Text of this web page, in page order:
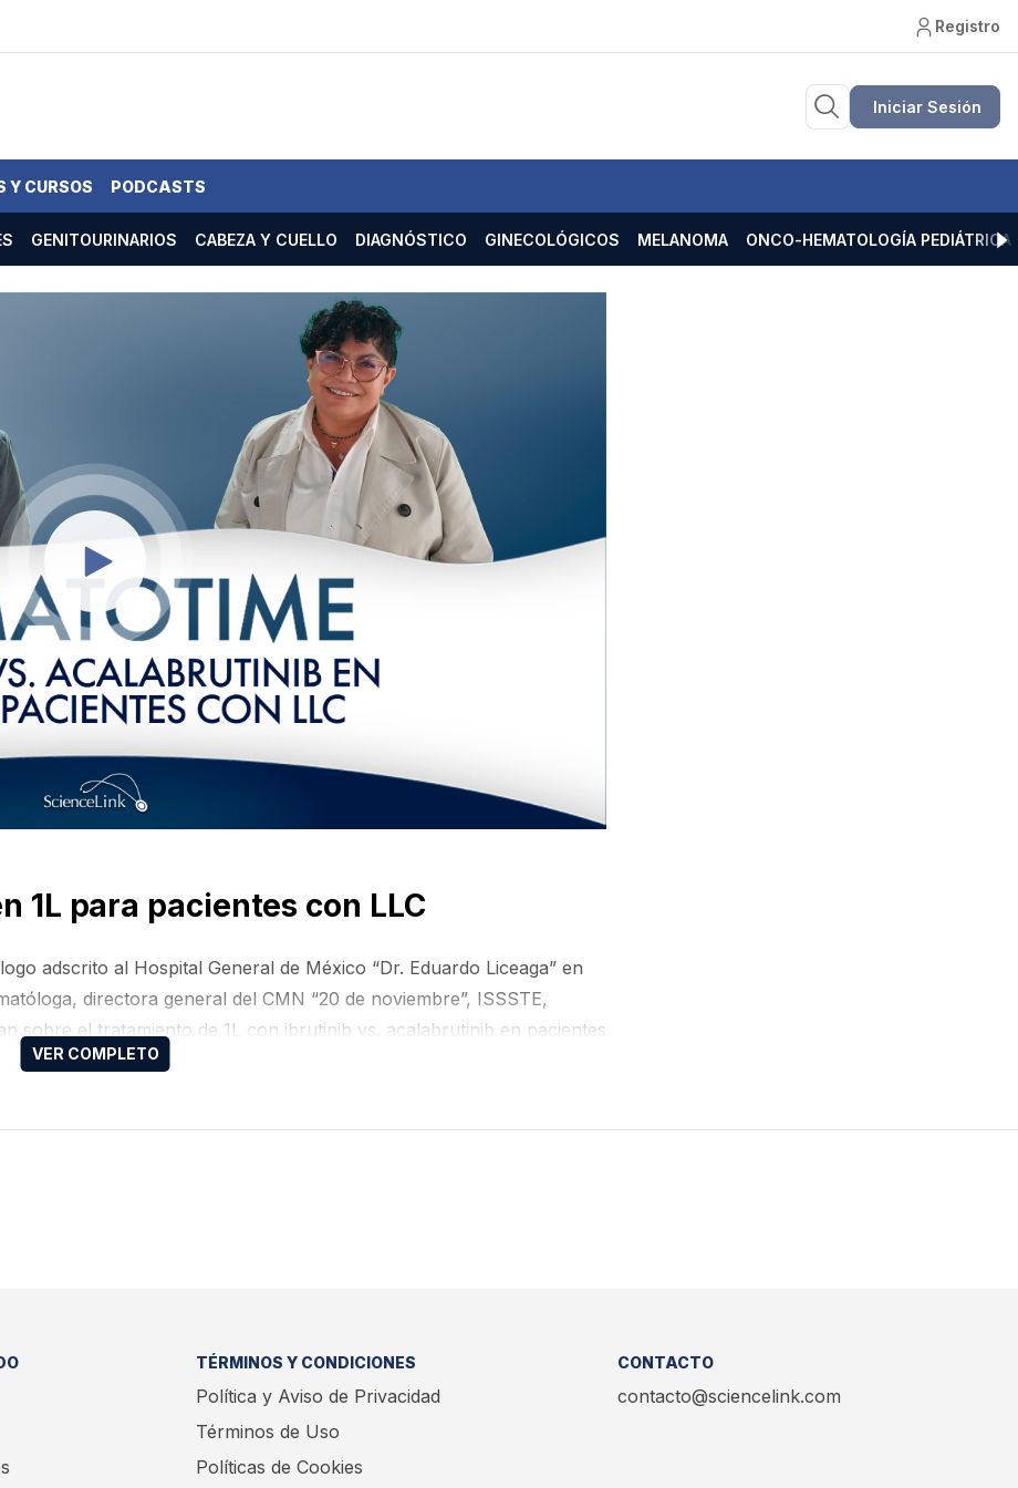
Registro
Iniciar Sesión
Y CURSOS PODCASTS
GENITOURINARIOS CABEZA Y CUELLO DIAGNÓSTICO GINECOLÓGICOS MELANOMA ONCO-HEMATOLOGÍA PEDIÁTRICA
1L para pacientes con LLC
adscrito al Hospital General de México “Dr. Eduardo Liceaga” en
directora general del CMN “20 de noviembre”, ISSSTE,
sobre el tratamiento de 1L con ibrutinib vs. acalabrutinib en pacientes
TÉRMINOS Y CONDICIONES
Política y Aviso de Privacidad
Términos de Uso
Políticas de Cookies
CONTACTO
contacto@sciencelink.com